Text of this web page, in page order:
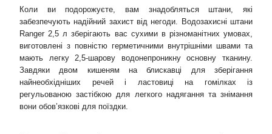
Коли ви подорожуєте, вам знадобляться штани, які
забезпечують надійний захист від негоди. Водозахисні штани
Ranger 2,5 л зберігають вас сухими в різноманітних умовах,
виготовлені з повністю герметичними внутрішніми швами та
мають легку 2,5-шарову водонепроникну основну тканину.
Завдяки двом кишеням на блискавці для зберігання
найнеобхідніших речей і ластовиці на гомілках із
регульованою застібкою для легкого надягання та знімання
вони обов’язкові для поїздки.